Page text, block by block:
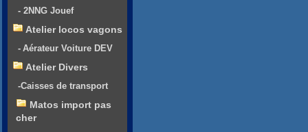
- 2NNG Jouef
Atelier locos vagons
- Aérateur Voiture DEV
Atelier Divers
-Caisses de transport
Matos import pas
cher